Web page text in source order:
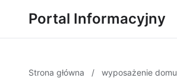
Portal Informacyjny
Strona główna / wyposażenie domu